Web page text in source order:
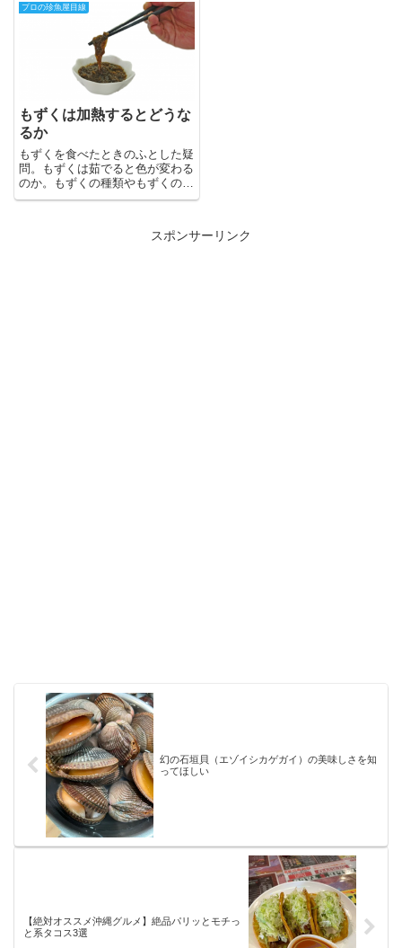
プロの珍魚屋目線
もずくは加熱するとどうな
るか
もずくを食べたときのふとした疑
問。もずくは茹でると色が変わる
のか。もずくの種類やもずくの流
通を織り交ぜながら考えていきた
スポンサーリンク
幻の石垣貝（エゾイシカゲガイ）の美味しさを知
ってほしい
【絶対オススメ沖縄グルメ】絶品パリッとモチっ
と系タコス3選